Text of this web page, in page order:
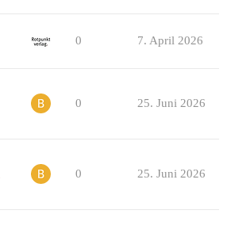
0 7. April 2026
0 25. Juni 2026
0 25. Juni 2026